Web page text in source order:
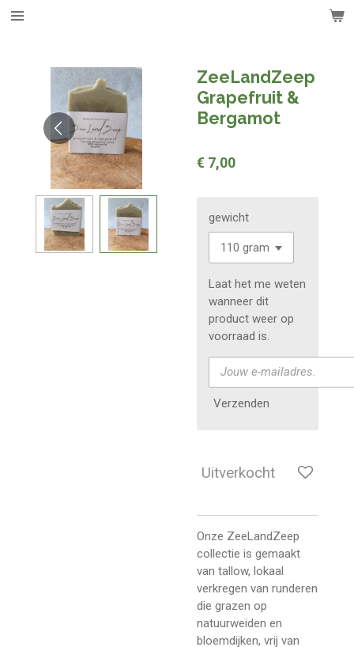
Ga
hoofdinhoud
ZeeLandZeep
Grapefruit &
Bergamot
€ 7,00
gewicht
Laat het me weten
wanneer dit
product weer op
voorraad is.
Verzenden
Uitverkocht
Onze ZeeLandZeep
collectie is gemaakt
van tallow, lokaal
verkregen van runderen
die grazen op
natuurweiden en
bloemdijken, vrij van